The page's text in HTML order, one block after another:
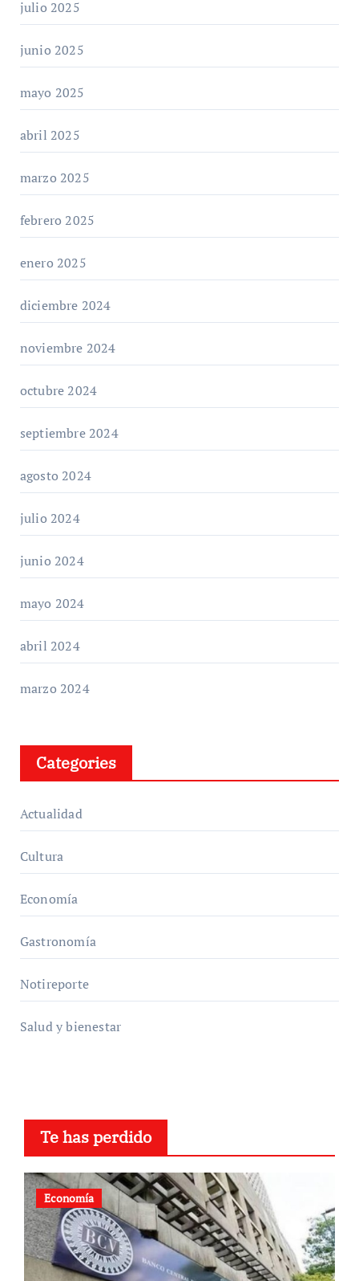
julio 2025
junio 2025
mayo 2025
abril 2025
marzo 2025
febrero 2025
enero 2025
diciembre 2024
noviembre 2024
octubre 2024
septiembre 2024
agosto 2024
julio 2024
junio 2024
mayo 2024
abril 2024
marzo 2024
Categories
Actualidad
Cultura
Economía
Gastronomía
Notireporte
Salud y bienestar
Te has perdido
Economía